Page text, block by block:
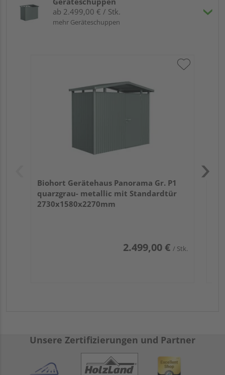
ab 2.499,00 € / Stk.
mehr Geräteschuppen
Biohort Gerätehaus Panorama Gr. P1
quarzgrau- metallic mit Standardtür
2730x1580x2270mm
2.499,00 € / Stk.
Unsere Zertifizierungen und Partner